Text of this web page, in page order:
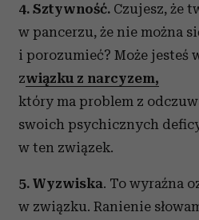
4. Sztywność. Czujesz, że
w pancerzu, że nie można
i porozumieć? Może jesteś
związku z narcyzem,
który ma problem z
swoich psychicznych
w ten związek.
5. Wyzwiska. To wyraźna
w związku. Ranienie